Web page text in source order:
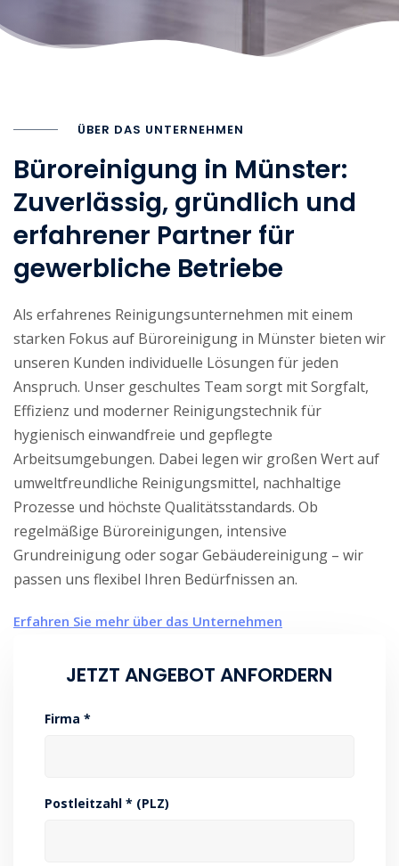
ÜBER DAS UNTERNEHMEN
Büroreinigung in Münster:
Zuverlässig, gründlich und
erfahrener Partner für
gewerbliche Betriebe
Als erfahrenes Reinigungsunternehmen mit einem
starken Fokus auf Büroreinigung in Münster bieten wir
unseren Kunden individuelle Lösungen für jeden
Anspruch. Unser geschultes Team sorgt mit Sorgfalt,
Effizienz und moderner Reinigungstechnik für
hygienisch einwandfreie und gepflegte
Arbeitsumgebungen. Dabei legen wir großen Wert auf
umweltfreundliche Reinigungsmittel, nachhaltige
Prozesse und höchste Qualitätsstandards. Ob
regelmäßige Büroreinigungen, intensive
Grundreinigung oder sogar Gebäudereinigung – wir
passen uns flexibel Ihren Bedürfnissen an.
Erfahren Sie mehr über das Unternehmen
JETZT ANGEBOT ANFORDERN
Firma *
Postleitzahl * (PLZ)